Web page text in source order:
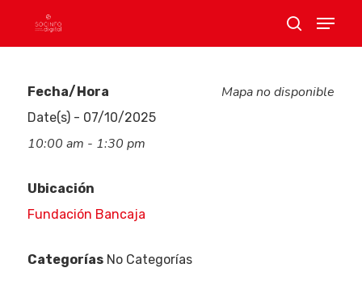
Mapa no disponible
Fecha/Hora
Date(s) - 07/10/2025
10:00 am - 1:30 pm
Ubicación
Fundación Bancaja
CategoríasNo Categorías